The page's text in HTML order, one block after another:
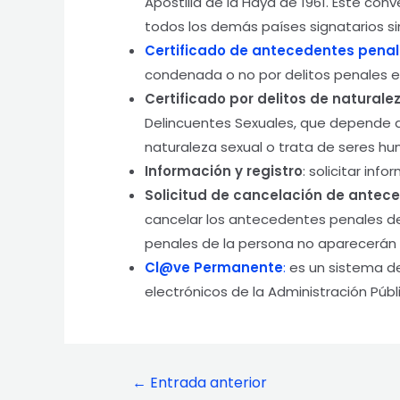
todos los demás países signatarios
Certificado de antecedentes
condenada o no por delitos penales
Certificado por delitos de
Delincuentes Sexuales, que
naturaleza sexual o trata de seres
Información y registro: solicitar
Solicitud de cancelación de
cancelar los antecedentes penales
penales de la persona no
Cl@ve Permanente: es un sistema
electrónicos de la Administración
Navegación
← Entrada anterior